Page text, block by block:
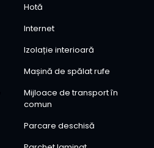
Hotă
Internet
Izolație interioară
Mașină de spălat rufe
Mijloace de transport în
comun
Parcare deschisă